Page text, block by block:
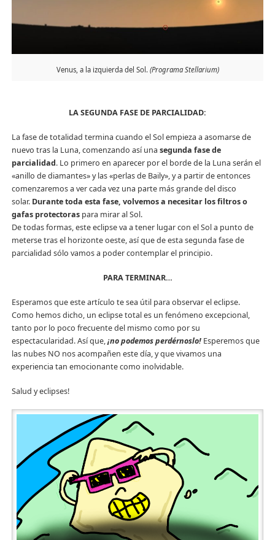
Venus, a la izquierda del Sol.(Programa Stellarium)
LA SEGUNDA FASE DE PARCIALIDAD:
La fase de totalidad termina cuando el Sol empieza a asomarse de
nuevo tras la Luna, comenzando así una segunda fase de
parcialidad. Lo primero en aparecer por el borde de la Luna serán el
«anillo de diamantes» y las «perlas de Baily», y a partir de entonces
comenzaremos a ver cada vez una parte más grande del disco
solar.Durante toda esta fase, volvemos a necesitar los filtros o
gafas protectoraspara mirar al Sol.
De todas formas, este eclipse va a tener lugar con el Sol a punto de
meterse tras el horizonte oeste, así que de esta segunda fase de
parcialidad sólo vamos a poder contemplar el principio.
PARA TERMINAR…
Esperamos que este artículo te sea útil para observar el eclipse.
Como hemos dicho, un eclipse total es un fenómeno excepcional,
tanto por lo poco frecuente del mismo como por su
espectacularidad. Así que,¡no podemos perdérnoslo!Esperemos que
las nubes NO nos acompañen este día, y que vivamos una
experiencia tan emocionante como inolvidable.
Salud y eclipses!